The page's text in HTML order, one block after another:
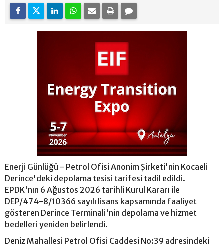
Enerji Günlüğü - Petrol Ofisi Anonim Şirketi'nin Kocaeli
Derince'deki depolama tesisi tarifesi tadil edildi.
EPDK'nın 6 Ağustos 2026 tarihli Kurul Kararı ile
DEP/474-8/10366 sayılı lisans kapsamında faaliyet
gösteren Derince Terminali'nin depolama ve hizmet
bedelleri yeniden belirlendi.
Deniz Mahallesi Petrol Ofisi Caddesi No:39 adresindeki